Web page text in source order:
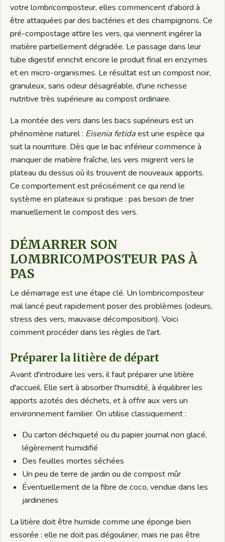
votre lombricomposteur, elles commencent d'abord à
être attaquées par des bactéries et des champignons. Ce
pré-compostage attire les vers, qui viennent ingérer la
matière partiellement dégradée. Le passage dans leur
tube digestif enrichit encore le produit final en enzymes
et en micro-organismes. Le résultat est un compost noir,
granuleux, sans odeur désagréable, d'une richesse
nutritive très supérieure au compost ordinaire.
La montée des vers dans les bacs supérieurs est un
phénomène naturel : Eisenia fetidaest une espèce qui
suit la nourriture. Dès que le bac inférieur commence à
manquer de matière fraîche, les vers migrent vers le
plateau du dessus où ils trouvent de nouveaux apports.
Ce comportement est précisément ce qui rend le
système en plateaux si pratique : pas besoin de trier
manuellement le compost des vers.
DÉMARRER SON
LOMBRICOMPOSTEUR PAS À
PAS
Le démarrage est une étape clé. Un lombricomposteur
mal lancé peut rapidement poser des problèmes (odeurs,
stress des vers, mauvaise décomposition). Voici
comment procéder dans les règles de l'art.
Préparer la litière de départ
Avant d'introduire les vers, il faut préparer une litière
d'accueil. Elle sert à absorber l'humidité, à équilibrer les
apports azotés des déchets, et à offrir aux vers un
environnement familier. On utilise classiquement :
Du carton déchiqueté ou du papier journal non glacé,
légèrement humidifié
Des feuilles mortes séchées
Un peu de terre de jardin ou de compost mûr
Éventuellement de la fibre de coco, vendue dans les
jardineries
La litière doit être humide comme une éponge bien
essorée : elle ne doit pas dégouliner, mais ne pas être